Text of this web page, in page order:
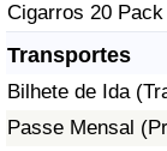
Cigarros 20
Transportes
Bilhete de Ida
Passe Mensal